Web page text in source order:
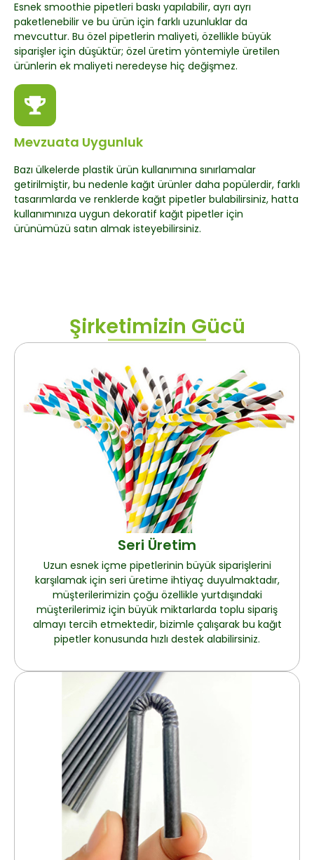
Esnek smoothie pipetleri baskı yapılabilir, ayrı ayrı
paketlenebilir ve bu ürün için farklı uzunluklar da
mevcuttur. Bu özel pipetlerin maliyeti, özellikle büyük
siparişler için düşüktür; özel üretim yöntemiyle üretilen
ürünlerin ek maliyeti neredeyse hiç değişmez.
Mevzuata Uygunluk
Bazı ülkelerde plastik ürün kullanımına sınırlamalar
getirilmiştir, bu nedenle kağıt ürünler daha popülerdir, farklı
tasarımlarda ve renklerde kağıt pipetler bulabilirsiniz, hatta
kullanımınıza uygun dekoratif kağıt pipetler için
ürünümüzü satın almak isteyebilirsiniz.
Şirketimizin Gücü
Seri Üretim
Uzun esnek içme pipetlerinin büyük siparişlerini
karşılamak için seri üretime ihtiyaç duyulmaktadır,
müşterilerimizin çoğu özellikle yurtdışındaki
müşterilerimiz için büyük miktarlarda toplu sipariş
almayı tercih etmektedir, bizimle çalışarak bu kağıt
pipetler konusunda hızlı destek alabilirsiniz.